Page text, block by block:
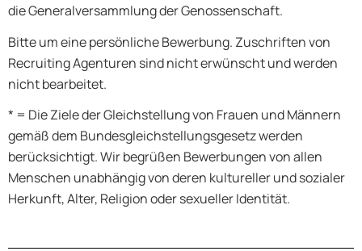
die Generalversammlung der Genossenschaft.
Bitte um eine persönliche Bewerbung. Zuschriften von
Recruiting Agenturen sind nicht erwünscht und werden
nicht bearbeitet.
* = Die Ziele der Gleichstellung von Frauen und Männern
gemäß dem Bundesgleichstellungsgesetz werden
berücksichtigt. Wir begrüßen Bewerbungen von allen
Menschen unabhängig von deren kultureller und sozialer
Herkunft, Alter, Religion oder sexueller Identität.